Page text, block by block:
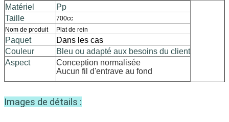
Matériel
Pp
Taille
700cc
Nom de produit
Plat de rein
Paquet
Dans les cas
Couleur
Bleu ou adapté aux besoins du client
Aspect
Conception normalisée
Aucun fil d'entrave au fond
Images de détails :